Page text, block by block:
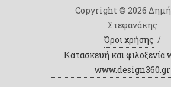
Copyright © 2026
Στεφανάκης
Όροι χρήσης /
Κατασκευή και φιλοξενία
www.design360.gr